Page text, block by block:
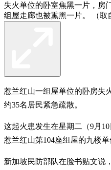
失火单位的卧室焦黑一片，房
组屋走廊也被熏黑一片。 （取
惹兰红山一组屋单位的卧房失
约35名居民紧急疏散。
这起火患发生在星期二（9月
惹兰红山第104座组屋的九楼单
新加坡民防部队在脸书贴文说